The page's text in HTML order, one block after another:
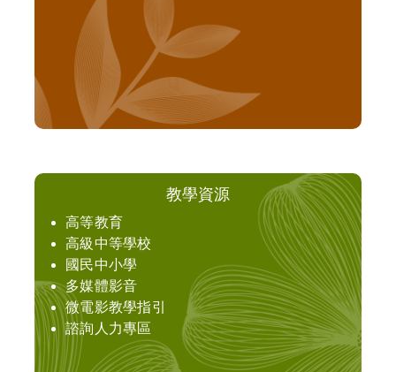
教學資源
高等教育
高級中等學校
國民中小學
多媒體影音
微電影教學指引
諮詢人力專區